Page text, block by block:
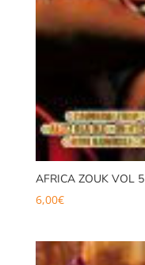
AFRICA ZOUK VOL 5
6,00€